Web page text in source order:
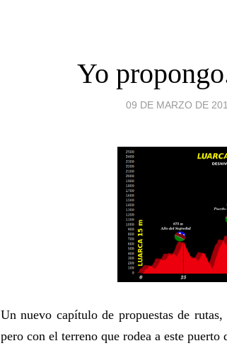
Yo
09 DE MARZO DE
Un nuevo capítulo de propuestas de
pero con el terreno que rodea a este